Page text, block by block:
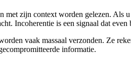
met zijn context worden gelezen. Als
Incoherentie is een signaal dat even
vaak massaal verzonden. Ze
informatie.